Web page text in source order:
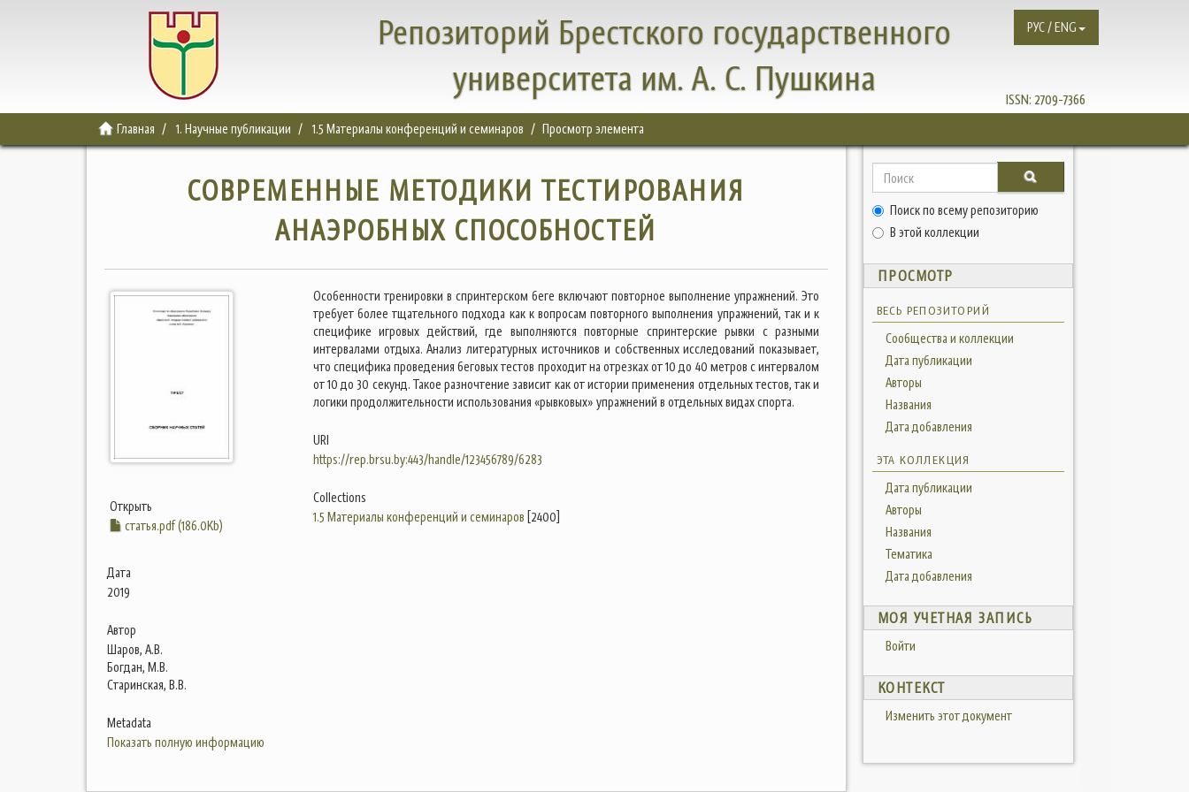
Репозиторий Брестского государственного
университета им. А. С. Пушкина
ISSN: 2709-7366
РУС / ENG
Главная 1. Научные публикации 1.5 Материалы конференций и семинаров Просмотр элемента
СОВРЕМЕННЫЕ МЕТОДИКИ ТЕСТИРОВАНИЯ
АНАЭРОБНЫХ СПОСОБНОСТЕЙ
Открыть
статья.pdf (186.0Kb)
Дата
2019
Автор
Шаров, А.В.
Богдан, М.В.
Старинская, В.В.
Metadata
Показать полную информацию
Особенности тренировки в спринтерском беге включают повторное выполнение упражнений. Это
требует более тщательного подхода как к вопросам повторного выполнения упражнений, так и к
специфике игровых действий, где выполняются повторные спринтерские рывки с разными
интервалами отдыха. Анализ литературных источников и собственных исследований показывает,
что специфика проведения беговых тестов проходит на отрезках от 10 до 40 метров с интервалом
от 10 до 30 секунд. Такое разночтение зависит как от истории применения отдельных тестов, так и
логики продолжительности использования «рывковых» упражнений в отдельных видах спорта.
URI
https://rep.brsu.by:443/handle/123456789/6283
Collections
1.5 Материалы конференций и семинаров [2400]
Поиск по всему репозиторию
В этой коллекции
ПРОСМОТР
ВЕСЬ РЕПОЗИТОРИЙ
Сообщества и коллекции
Дата публикации
Авторы
Названия
Дата добавления
ЭТА КОЛЛЕКЦИЯ
Дата публикации
Авторы
Названия
Тематика
Дата добавления
МОЯ УЧЕТНАЯ ЗАПИСЬ
Войти
КОНТЕКСТ
Изменить этот документ